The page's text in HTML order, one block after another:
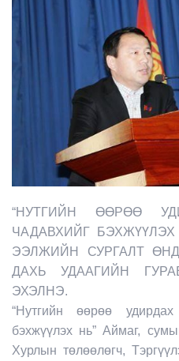
“НУТГИЙН ӨӨРӨӨ
ЧАДАВХИЙГ
ЭЭЛЖИЙН СУРГАЛТ
ДАХЬ УДААГИЙН
ЭХЭЛНЭ.
“Нутгийн өөрөө удирдах
бэхжүүлэх нь” Аймаг,
Хурлын төлөөлөгч,